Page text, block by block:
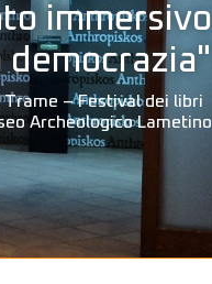
immersivo
Trame – Festival dei libri
Archeologico Lametino